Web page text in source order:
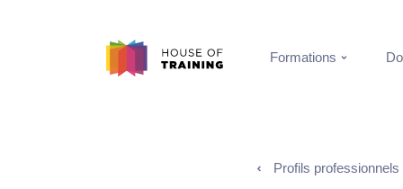
Formations
Profils professionnels